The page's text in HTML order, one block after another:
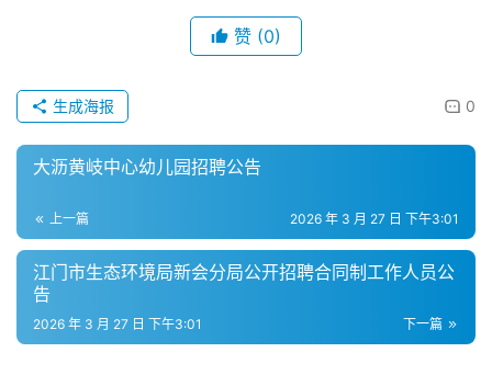
赞 (0)
0
生成海报
大沥黄岐中心幼儿园招聘公告
上一篇 2026 年 3 月 27 日 下午3:01
江门市生态环境局新会分局公开招聘合同制工作人员公
告
下一篇
2026 年 3 月 27 日 下午3:01